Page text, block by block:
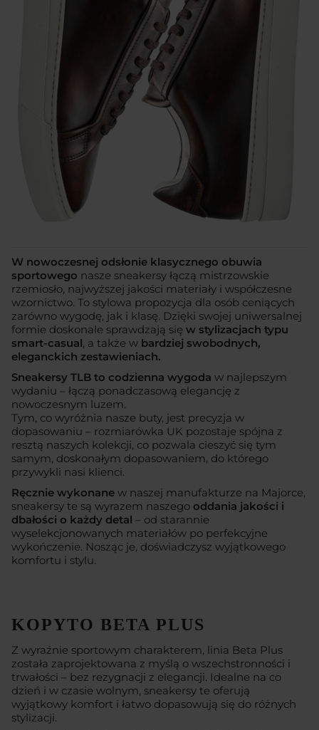
W nowoczesnej odsłonie klasycznego obuwia
sportowego nasze sneakersy łączą mistrzowskie
rzemiosło, najwyższej jakości materiały i współczesne
wzornictwo. To stylowa propozycja dla osób ceniących
zarówno wygodę, jak i klasę. Dzięki swojej uniwersalnej
formie doskonale sprawdzają się w stylizacjach typu
smart-casual, a także w bardziej swobodnych,
eleganckich zestawieniach.
Sneakersy TLB to codzienna wygoda w najlepszym
wydaniu – łączą ponadczasową elegancję z
nowoczesnym luzem.
Tym, co wyróżnia nasze buty, jest precyzja w
dopasowaniu – rozmiarówka UK pozostaje spójna z
resztą naszych kolekcji, co pozwala cieszyć się tym
samym, doskonałym dopasowaniem, do którego
przywykli nasi klienci.
Ręcznie wykonane w naszej manufakturze na Majorce,
sneakersy te są wyrazem naszego oddania jakości i
dbałości o każdy detal – od starannie
wyselekcjonowanych materiałów po perfekcyjne
wykończenie. Nosząc je, doświadczysz wyjątkowego
komfortu i stylu.
KOPYTO BETA PLUS
Z wyraźnie sportowym charakterem, linia Beta Plus
została zaprojektowana z myślą o wszechstronności i
trwałości – bez rezygnacji z elegancji. Idealne na co
dzień i w czasie wolnym, sneakersy te oferują
wyjątkowy komfort i łatwo dopasowują się do różnych
stylizacji.